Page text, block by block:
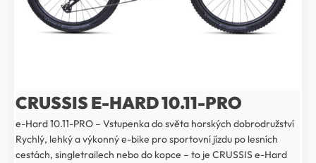
CRUSSIS E-HARD 10.11-PRO
e-Hard 10.11-PRO – Vstupenka do světa horských dobrodružství
Rychlý, lehký a výkonný e-bike pro sportovní jízdu po lesních
cestách, singletrailech nebo do kopce – to je CRUSSIS e-Hard